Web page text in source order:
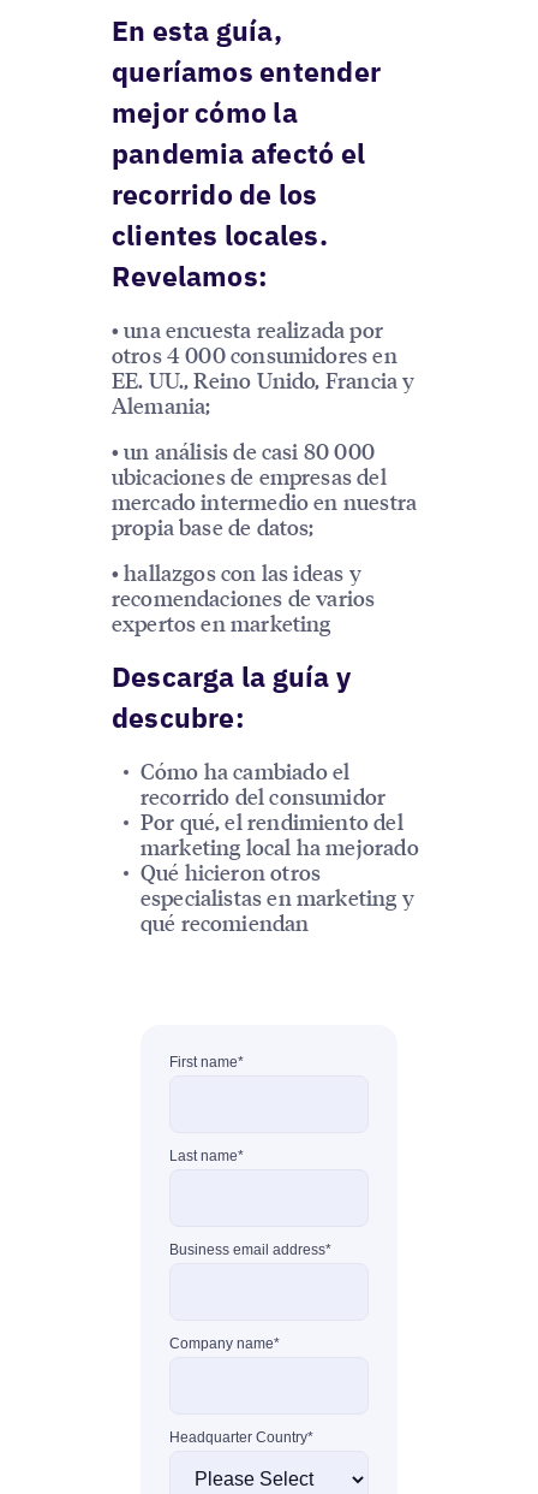
En esta guía,
queríamos entender
mejor cómo la
pandemia afectó el
recorrido de los
clientes locales.
Revelamos:
• una encuesta realizada por
otros 4 000 consumidores en
EE. UU., Reino Unido, Francia y
Alemania;
• un análisis de casi 80 000
ubicaciones de empresas del
mercado intermedio en nuestra
propia base de datos;
• hallazgos con las ideas y
recomendaciones de varios
expertos en marketing
Descarga la guía y
descubre:
Cómo ha cambiado el
recorrido del consumidor
Por qué, el rendimiento del
marketing local ha mejorado
Qué hicieron otros
especialistas en marketing y
qué recomiendan